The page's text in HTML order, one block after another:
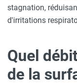
stagnation,
d'irritations
Quel
de la